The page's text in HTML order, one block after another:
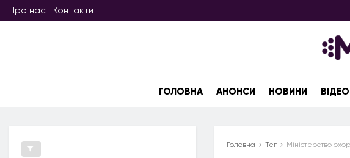
Про нас Контакти
ГОЛОВНА АНОНСИ НОВИНИ ВІДЕО
Головна Тег Міністерство